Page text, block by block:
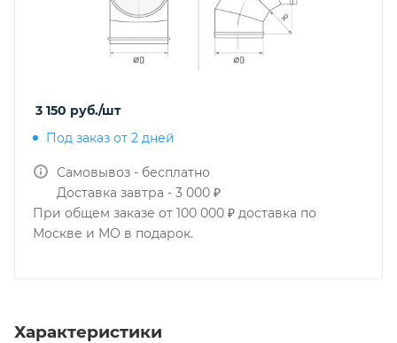
3 150 руб./шт
Под заказ от 2 дней
Самовывоз - бесплатно
Доставка завтра - 3 000 ₽
При общем заказе от 100 000 ₽ доставка по
Москве и МО в подарок.
Характеристики